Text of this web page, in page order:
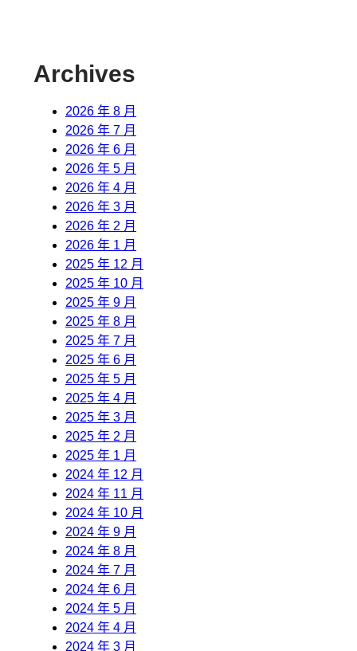
Archives
2026 年 8 月
2026 年 7 月
2026 年 6 月
2026 年 5 月
2026 年 4 月
2026 年 3 月
2026 年 2 月
2026 年 1 月
2025 年 12 月
2025 年 10 月
2025 年 9 月
2025 年 8 月
2025 年 7 月
2025 年 6 月
2025 年 5 月
2025 年 4 月
2025 年 3 月
2025 年 2 月
2025 年 1 月
2024 年 12 月
2024 年 11 月
2024 年 10 月
2024 年 9 月
2024 年 8 月
2024 年 7 月
2024 年 6 月
2024 年 5 月
2024 年 4 月
2024 年 3 月